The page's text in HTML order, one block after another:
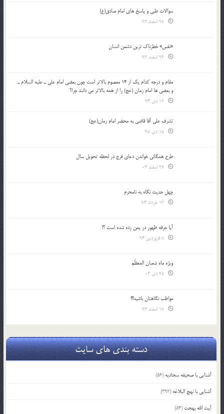
سوالات طبی و پاسخ های امام صادق(ع)
«نفس» خطرناک ترین دشمن انسان
مقام و درجه كدام يك از 14 معصوم بالاتر است چون بعضي امام علي ـ عليه السلام ـ
و بعضي ها امام زمان (عج) را از همه بالاتر مي دانند چرا؟
تشرف علي آقا قاضي به محضر امام زمان(عج)
طرح همگانی خواندن دعای فرج در لحظه تحویل سال
چهل حدیث نگاه به نامحرم
آیا جرقه ظهور در یمن زده شده است ؟!
ویژه ماه شعبان المعظّم
مواظب نگاهتان باشید!!!
دسته بندی های سایت
آشنایی با صحیفه سجادیه (56)
آشنایی با نهج البلاغه (392)
آیت الله بهجت (54)